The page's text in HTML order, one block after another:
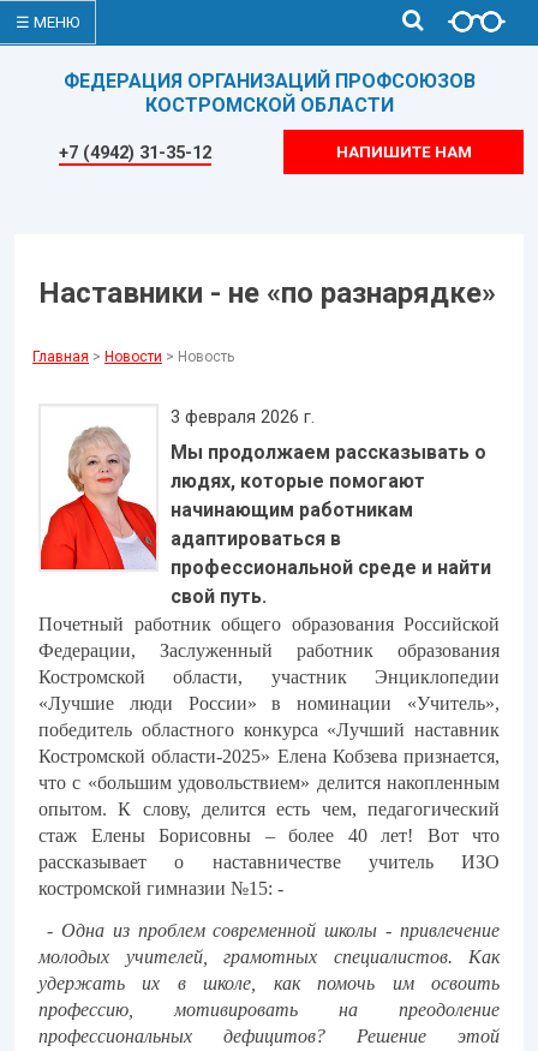
☰ МЕНЮ
ФЕДЕРАЦИЯ ОРГАНИЗАЦИЙ ПРОФСОЮЗОВ
КОСТРОМСКОЙ ОБЛАСТИ
+7 (4942) 31-35-12 НАПИШИТЕ НАМ
Наставники - не «по разнарядке»
Главная > Новости > Новость
3 февраля 2026 г.
Мы продолжаем рассказывать о
людях, которые помогают
начинающим работникам
адаптироваться в
профессиональной среде и найти
свой путь.
Почетный работник общего образования Российской
Федерации, Заслуженный работник образования
Костромской области, участник Энциклопедии
«Лучшие люди России» в номинации «Учитель»,
победитель областного конкурса «Лучший наставник
Костромской области-2025» Елена Кобзева признается,
что с «большим удовольствием» делится накопленным
опытом. К слову, делится есть чем, педагогический
стаж Елены Борисовны – более 40 лет! Вот что
рассказывает о наставничестве учитель ИЗО
костромской гимназии №15: -
- Одна из проблем современной школы - привлечение
молодых учителей, грамотных специалистов. Как
удержать их в школе, как помочь им освоить
профессию, мотивировать на преодоление
профессиональных дефицитов? Решение этой